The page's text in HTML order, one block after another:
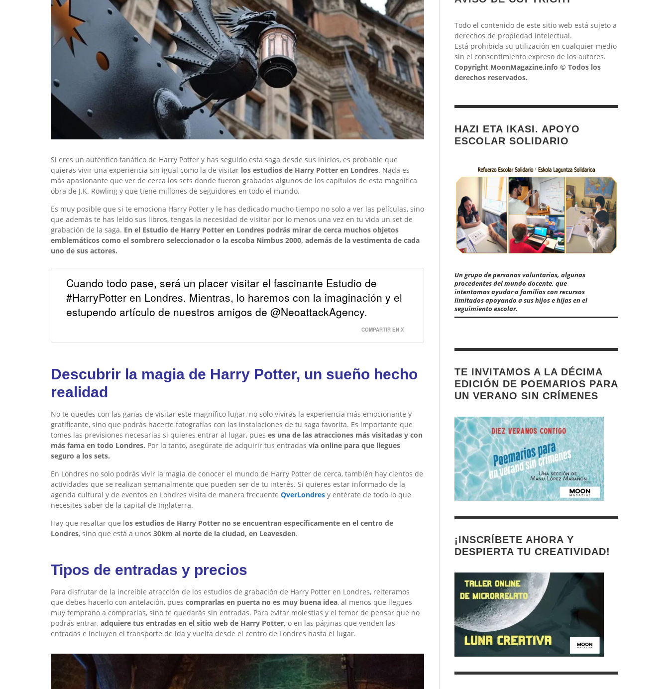
Si eres un auténtico fanático de Harry Potter y has seguido esta saga desde sus inicios, es probable que
quieras vivir una experiencia sin igual como la de visitar los estudios de Harry Potter en Londres. Nada es
más apasionante que ver de cerca los sets donde fueron grabados algunos de los capítulos de esta magnífica
obra de J.K. Rowling y que tiene millones de seguidores en todo el mundo.
Es muy posible que si te emociona Harry Potter y le has dedicado mucho tiempo no solo a ver las películas, sino
que además te has leído sus libros, tengas la necesidad de visitar por lo menos una vez en tu vida un set de
grabación de la saga. En el Estudio de Harry Potter en Londres podrás mirar de cerca muchos objetos
emblemáticos como el sombrero seleccionador o la escoba Nimbus 2000, además de la vestimenta de cada
uno de sus actores.
Cuando todo pase, será un placer visitar el fascinante Estudio de
#HarryPotter en Londres. Mientras, lo haremos con la imaginación y el
estupendo artículo de nuestros amigos de @NeoattackAgency.
COMPARTIR EN X
Descubrir la magia de Harry Potter, un sueño hecho
realidad
No te quedes con las ganas de visitar este magnífico lugar, no solo vivirás la experiencia más emocionante y
gratificante, sino que podrás hacerte fotografías con las instalaciones de tu saga favorita. Es importante que
tomes las previsiones necesarias si quieres entrar al lugar, pues es una de las atracciones más visitadas y con
más fama en todo Londres. Por lo tanto, asegúrate de adquirir tus entradas vía online para que llegues
seguro a los sets.
En Londres no solo podrás vivir la magia de conocer el mundo de Harry Potter de cerca, también hay cientos de
actividades que se realizan semanalmente que pueden ser de tu interés. Si quieres estar informado de la
agenda cultural y de eventos en Londres visita de manera frecuente QverLondres y entérate de todo lo que
necesites saber de la capital de Inglaterra.
Hay que resaltar que los estudios de Harry Potter no se encuentran específicamente en el centro de
Londres, sino que está a unos 30km al norte de la ciudad, en Leavesden.
Tipos de entradas y precios
Para disfrutar de la increíble atracción de los estudios de grabación de Harry Potter en Londres, reiteramos
que debes hacerlo con antelación, pues comprarlas en puerta no es muy buena idea, al menos que llegues
muy temprano a comprarlas, sino te quedarás sin entradas. Para evitar molestias y el temor de pensar que no
podrás entrar, adquiere tus entradas en el sitio web de Harry Potter, o en las páginas que venden las
entradas e incluyen el transporte de ida y vuelta desde el centro de Londres hasta el lugar.
Todo el contenido de este sitio web está sujeto a
derechos de propiedad intelectual.
Está prohibida su utilización en cualquier medio
sin el consentimiento expreso de los autores.
Copyright MoonMagazine.info © Todos los
derechos reservados.
HAZI ETA IKASI. APOYO
ESCOLAR SOLIDARIO
Un grupo de personas voluntarias, algunas
procedentes del mundo docente, que
intentamos ayudar a familias con recursos
limitados apoyando a sus hijos e hijas en el
seguimiento escolar.
TE INVITAMOS A LA DÉCIMA
EDICIÓN DE POEMARIOS PARA
UN VERANO SIN CRÍMENES
¡INSCRÍBETE AHORA Y
DESPIERTA TU CREATIVIDAD!